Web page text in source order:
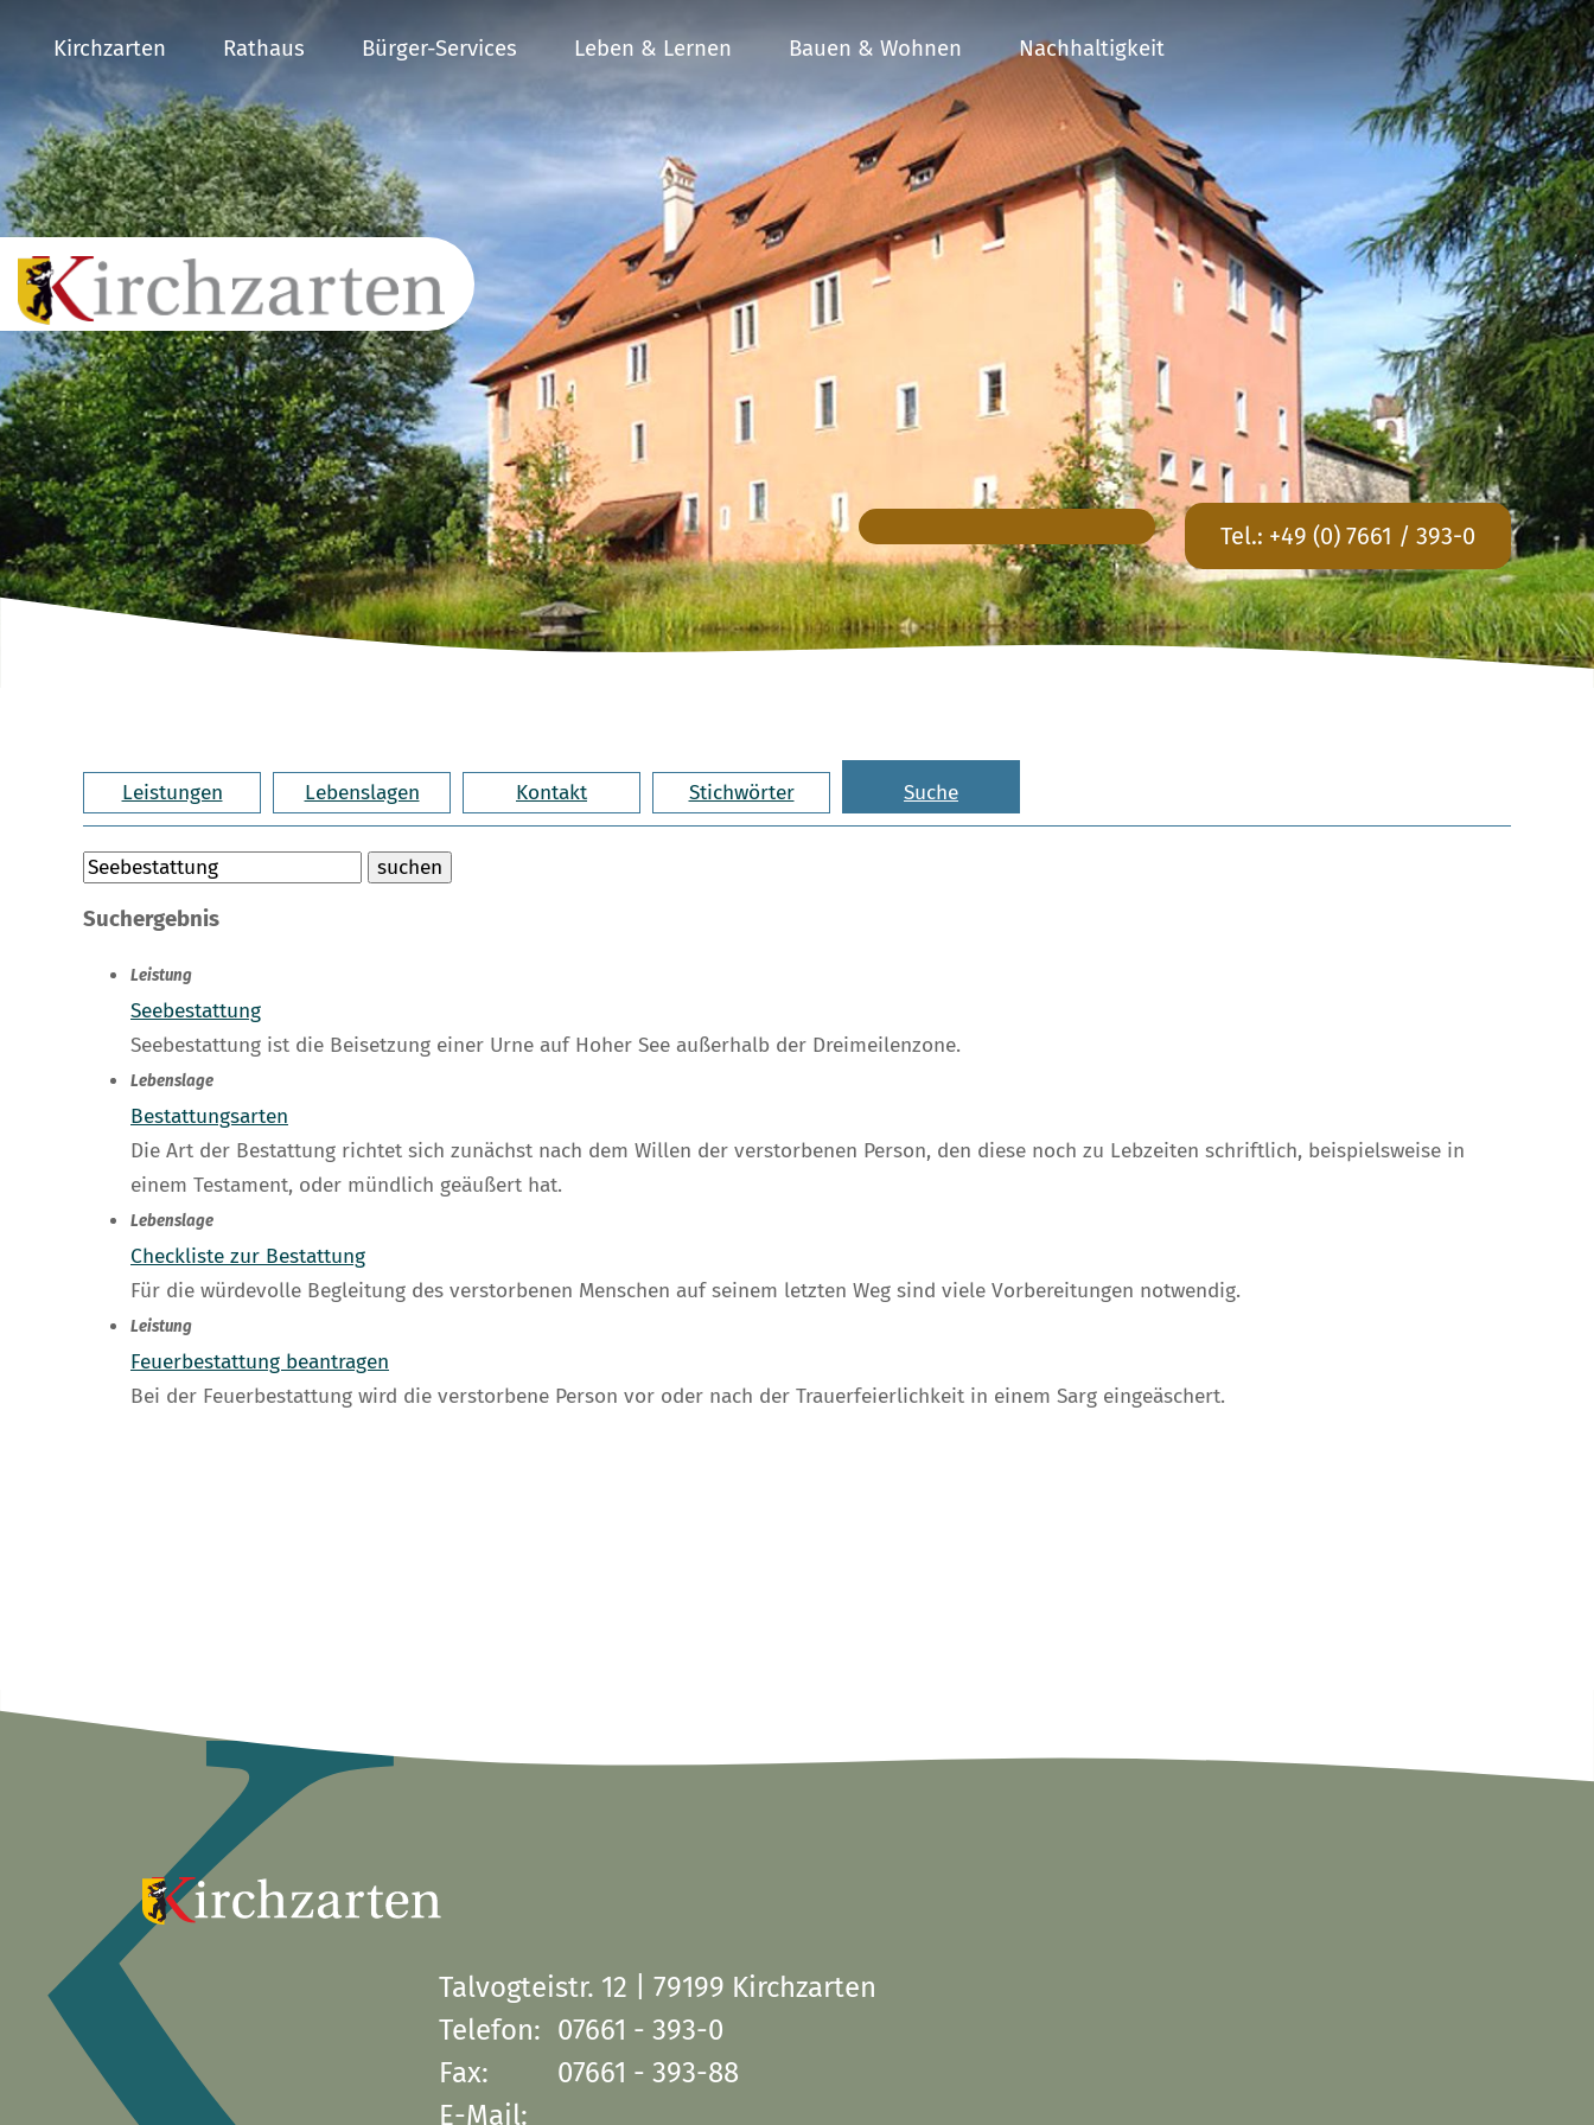
Kirchzarten Rathaus Bürger-Services Leben & Lernen Bauen & Wohnen Nachhaltigkeit
Tel.: +49 (0) 7661 / 393-0
Leistungen Lebenslagen Kontakt Stichwörter Suche
Suchergebnis
Leistung
Seebestattung
Seebestattung ist die Beisetzung einer Urne auf Hoher See außerhalb der Dreimeilenzone.
Lebenslage
Bestattungsarten
Die Art der Bestattung richtet sich zunächst nach dem Willen der verstorbenen Person, den diese noch zu Lebzeiten schriftlich, beispielsweise in
einem Testament, oder mündlich geäußert hat.
Lebenslage
Checkliste zur Bestattung
Für die würdevolle Begleitung des verstorbenen Menschen auf seinem letzten Weg sind viele Vorbereitungen notwendig.
Leistung
Feuerbestattung beantragen
Bei der Feuerbestattung wird die verstorbene Person vor oder nach der Trauerfeierlichkeit in einem Sarg eingeäschert.
Talvogteistr. 12 | 79199 Kirchzarten
Telefon: 07661 - 393-0
Fax:
07661 - 393-88
E-Mail: